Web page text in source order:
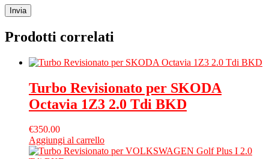
Prodotti correlati
Turbo Revisionato per SKODA
Octavia 1Z3 2.0 Tdi BKD
€350.00
Aggiungi al carrello